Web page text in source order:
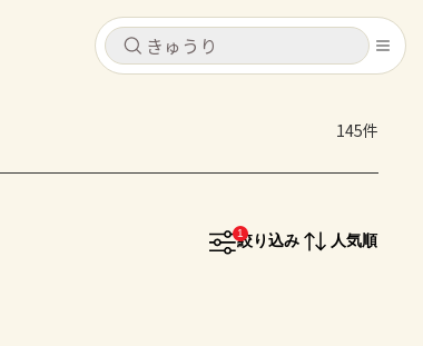
キャンセル
キャンセル
145件
1
絞り込み 人気順